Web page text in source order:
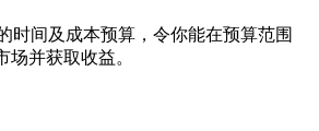
时间及成本预算，令你能在预算范围
场并获取收益。